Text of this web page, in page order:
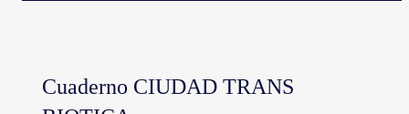
Cuaderno CIUDAD TRANS